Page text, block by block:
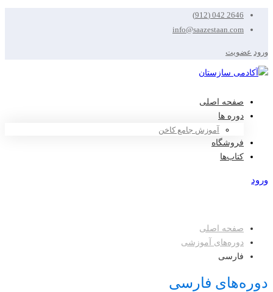
2646 042 (912)
info@saazestaan.com
ورود عضویت
صفحه اصلی
دوره ها
آموزش جامع کاخن
فروشگاه
کتاب‌ها
ورود
صفحه اصلی
دوره‌های آموزشی
فارسی
دوره‌های فارسی